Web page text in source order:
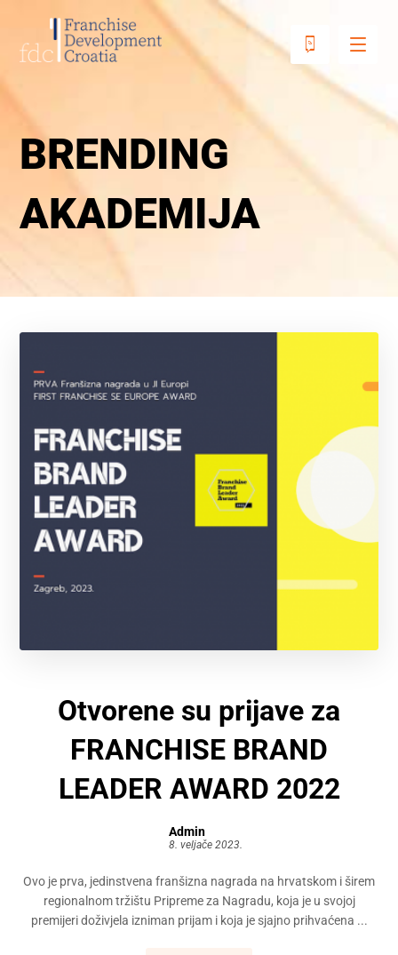
BRENDING
AKADEMIJA
Otvorene su prijave za
FRANCHISE BRAND
LEADER AWARD 2022
Admin
8. veljače 2023.
Ovo je prva, jedinstvena franšizna nagrada na hrvatskom i širem
regionalnom tržištu Pripreme za Nagradu, koja je u svojoj
premijeri doživjela izniman prijam i koja je sjajno prihvaćena ...